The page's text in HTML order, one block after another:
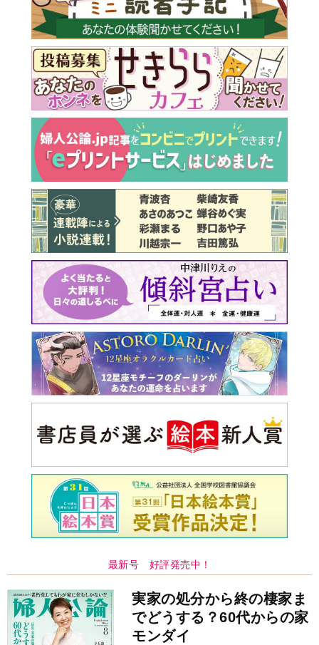
最新号 好評発売中！
実家の処分から終の棲家ま
でどうする？60代からの家
モンダイ